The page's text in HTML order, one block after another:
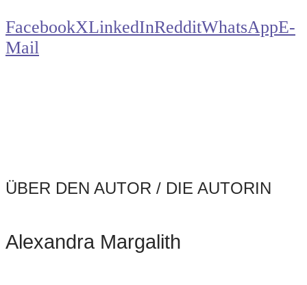
FacebookXLinkedInRedditWhatsAppE-
Mail
ÜBER DEN AUTOR / DIE AUTORIN
Alexandra Margalith